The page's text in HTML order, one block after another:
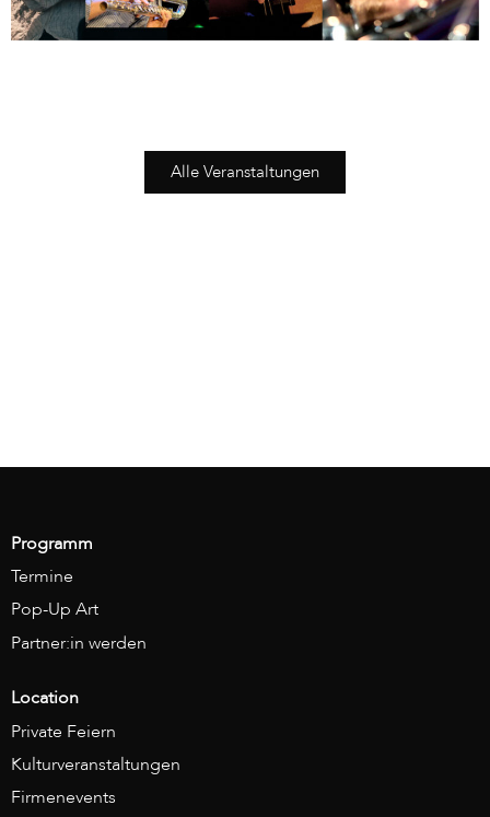
Alle Veranstaltungen
Programm
Termine
Pop-Up Art
Partner:in werden
Location
Private Feiern
Kulturveranstaltungen
Firmenevents